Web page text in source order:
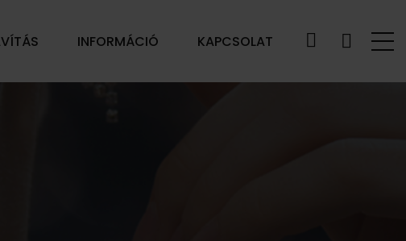
INFORMÁCIÓ KAPCSOLAT